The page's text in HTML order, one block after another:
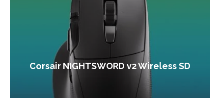
Corsair NIGHTSWORD v2 Wireless SD